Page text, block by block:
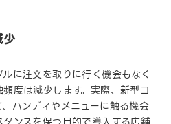
に注文を取りに行く機会もなく
度は減少します。実際、新型コ
ハンディやメニューに触る機会